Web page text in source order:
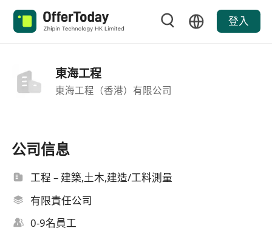
登入
東海工程
東海工程（香港）有限公司
公司信息
工程 – 建築,土木,建造/工料測量
有限責任公司
0-9名員工